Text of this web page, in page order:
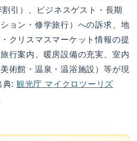
引）、ビジネスゲスト・長期
ョン・修学旅行）への訴求、地
クリスマスマーケット情報の提
行案内、暖房設備の充実、室内
術館・温泉・温浴施設）等が現
典: 観光庁 マイクロツーリズ